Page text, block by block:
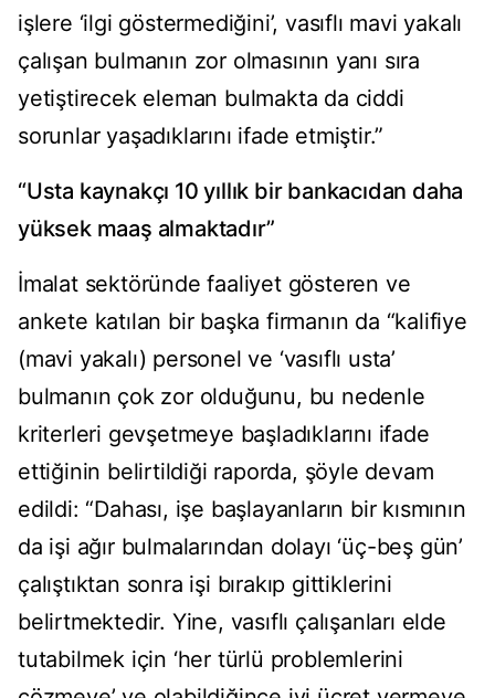
işlere ‘ilgi göstermediğini’, vasıflı mavi yakalı
çalışan bulmanın zor olmasının yanı sıra
yetiştirecek eleman bulmakta da ciddi
sorunlar yaşadıklarını ifade etmiştir.”
“Usta kaynakçı 10 yıllık bir bankacıdan daha
yüksek maaş almaktadır”
İmalat sektöründe faaliyet gösteren ve
ankete katılan bir başka firmanın da “kalifiye
(mavi yakalı) personel ve ‘vasıflı usta’
bulmanın çok zor olduğunu, bu nedenle
kriterleri gevşetmeye başladıklarını ifade
ettiğinin belirtildiği raporda, şöyle devam
edildi: “Dahası, işe başlayanların bir kısmının
da işi ağır bulmalarından dolayı ‘üç-beş gün’
çalıştıktan sonra işi bırakıp gittiklerini
belirtmektedir. Yine, vasıflı çalışanları elde
tutabilmek için ‘her türlü problemlerini